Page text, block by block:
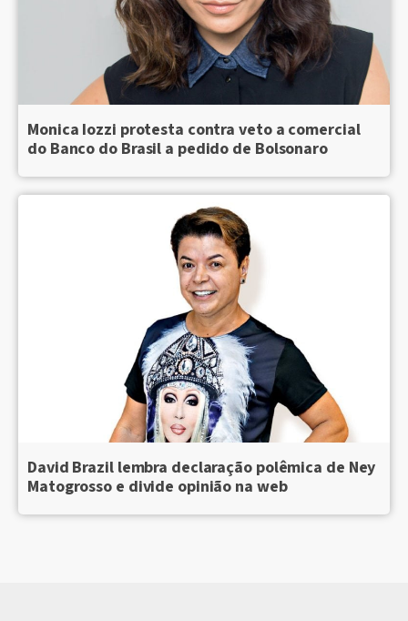
Monica Iozzi protesta contra veto a comercial
do Banco do Brasil a pedido de Bolsonaro
David Brazil lembra declaração polêmica de Ney
Matogrosso e divide opinião na web